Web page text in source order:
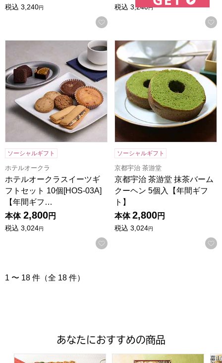
税込 3,240円
お気に入りに登録する
税込 3,240円
ホテルオークラスイーツギフトセット 10個[HOS-03A]【年
ソーシャルギフト
ホテルオークラ
ホテルオークラスイーツギ
フトセット 10個[HOS-03A]
【年間ギフ…
本体 2,800円
税込 3,024円
お気に入りに登録する
京都宇治 茶游堂 抹茶バーム
ソーシャルギフト
京都宇治 茶游堂
京都宇治 茶游堂 抹茶バーム
クーヘン 5個入【年間ギフ
ト】
本体 2,800円
税込 3,024円
1 〜 18 件（全 18 件）
あなたにおすすめの商品
トップバリュ 和洋中特大二段重「饗宴」(きょうえん)【4
トップバリュ 和風三段重「富